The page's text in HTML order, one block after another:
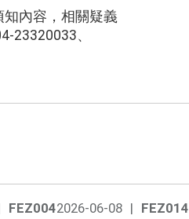
內容，相關疑義
23320033、
FEZ014
FEZ0042026-06-08 |